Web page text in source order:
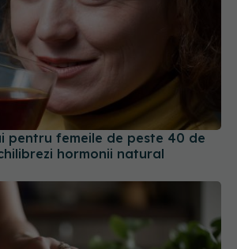
pentru femeile de peste 40 de
hormonii natural